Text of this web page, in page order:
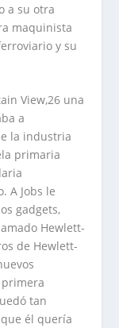
a su otra
maquinista
y su
View,26 una
a
la industria
primaria
A Jobs le
gadgets,
Hewlett-
de Hewlett-
tan
él quería